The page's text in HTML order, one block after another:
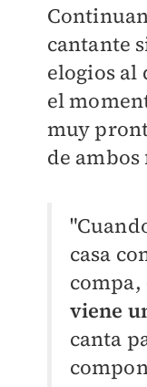
cantante
elogios al
el
muy
de ambos
casa
compa,
viene
canta